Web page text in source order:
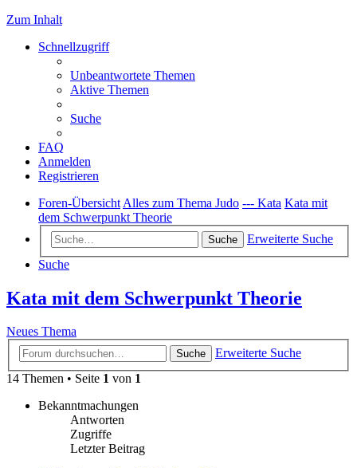
Zum Inhalt
Schnellzugriff
Unbeantwortete Themen
Aktive Themen
Suche
FAQ
Anmelden
Registrieren
Foren-Übersicht Alles zum Thema Judo --- Kata Kata mit
dem Schwerpunkt Theorie
Suche
Erweiterte Suche
Suche
Kata mit dem Schwerpunkt Theorie
Neues Thema
Suche
Erweiterte Suche
14 Themen • Seite 1 von 1
Bekanntmachungen
Antworten
Zugriffe
Letzter Beitrag